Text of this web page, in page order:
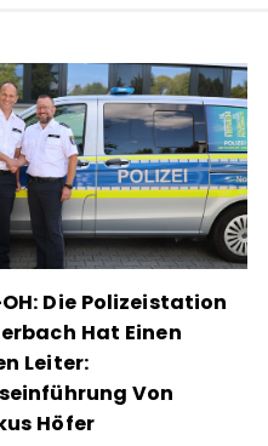
OH: Die Polizeistation
Hat Einen
Leiter:
Von
Höfer